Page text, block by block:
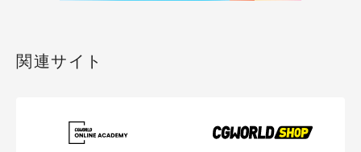
関連サイト